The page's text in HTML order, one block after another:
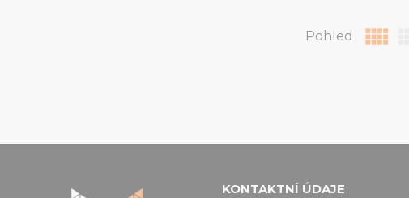
Pohled 
KONTAKTNÍ ÚDAJE